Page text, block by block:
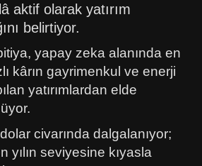
aktif olarak yatırım
belirtiyor.
yapay zeka alanında en
kârın gayrimenkul ve enerji
yatırımlardan elde
civarında dalgalanıyor;
yılın seviyesine kıyasla